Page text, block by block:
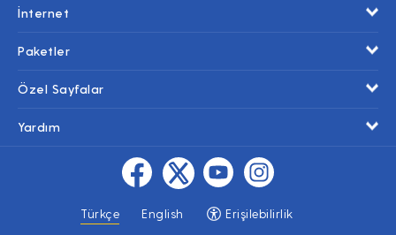
İnternet
Paketler
Özel Sayfalar
Yardım
Türkçe English Erişilebilirlik